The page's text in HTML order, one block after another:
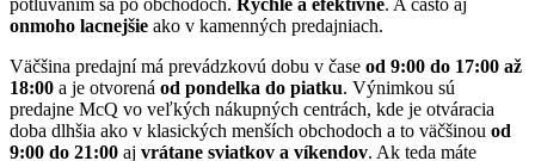
onmoho lacnejšie ako v kamenných predajniach.
Väčšina predajní má prevádzkovú dobu v čase od 9:00 do 17:00 až
18:00 a je otvorená od pondelka do piatku. Výnimkou sú
predajne McQ vo veľkých nákupných centrách, kde je otváracia
doba dlhšia ako v klasických menších obchodoch a to väčšinou od
9:00 do 21:00 aj vrátane sviatkov a víkendov. Ak teda máte